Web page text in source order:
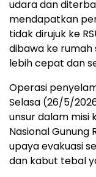
udara dan
mendapatkan
tidak dirujuk ke
dibawa ke rumah
lebih cepat dan
Operasi
Selasa (26/5/
unsur dalam misi
Nasional Gunung
upaya evakuasi
dan kabut tebal